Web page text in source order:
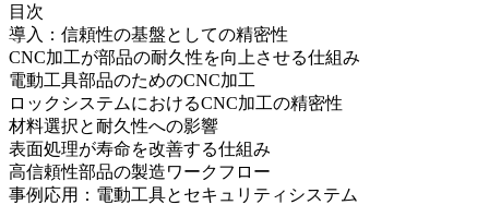
目次
導入：信頼性の基盤としての精密性
CNC加工が部品の耐久性を向上させる仕組み
電動工具部品のためのCNC加工
ロックシステムにおけるCNC加工の精密性
材料選択と耐久性への影響
表面処理が寿命を改善する仕組み
高信頼性部品の製造ワークフロー
事例応用：電動工具とセキュリティシステム